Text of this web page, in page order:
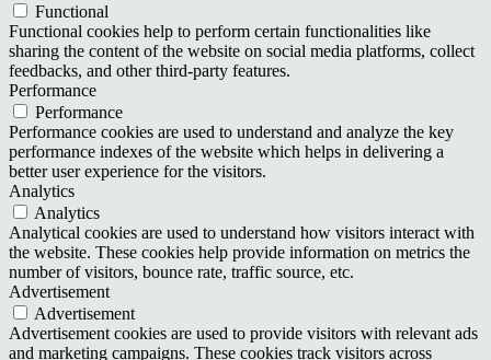
Functional
Functional cookies help to perform certain functionalities like
sharing the content of the website on social media platforms, collect
feedbacks, and other third-party features.
Performance
Performance
Performance cookies are used to understand and analyze the key
performance indexes of the website which helps in delivering a
better user experience for the visitors.
Analytics
Analytics
Analytical cookies are used to understand how visitors interact with
the website. These cookies help provide information on metrics the
number of visitors, bounce rate, traffic source, etc.
Advertisement
Advertisement
Advertisement cookies are used to provide visitors with relevant ads
and marketing campaigns. These cookies track visitors across